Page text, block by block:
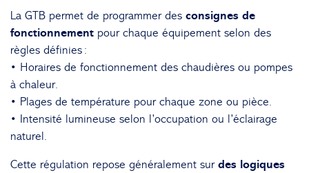
La GTB permet de programmer des consignes de
fonctionnement pour chaque équipement selon des
règles définies :
• Horaires de fonctionnement des chaudières ou pompes
à chaleur.
• Plages de température pour chaque zone ou pièce.
• Intensité lumineuse selon l’occupation ou l’éclairage
naturel.
Cette régulation repose généralement surdes logiques